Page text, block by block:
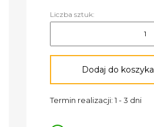
Liczba sztuk:
Dodaj do koszyka
Termin realizacji: 1 - 3 dni